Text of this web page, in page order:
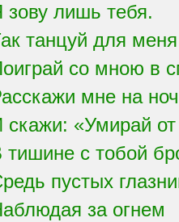
зову лишь тебя.
танцуй для
со мною в
мне на
скажи: «Умирай
тишине с тобой
пустых
за огнем